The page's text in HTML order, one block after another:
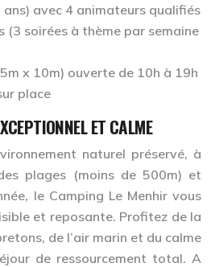
avec 4 animateurs qualifiés
(3 soirées à thème par semaine
x 10m) ouverte de 10h à 19h
place
ET CALME
naturel préservé, à
plages (moins de 500m) et
le Camping Le Menhir vous
et reposante. Profitez de la
de l’air marin et du calme
de ressourcement total. A